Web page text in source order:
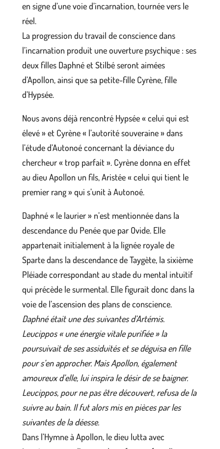
en signe d’une voie d’incarnation, tournée vers le
réel.
La progression du travail de conscience dans
l’incarnation produit une ouverture psychique : ses
deux filles Daphné et Stilbé seront aimées
d’Apollon, ainsi que sa petite-fille Cyrène, fille
d’Hypsée.
Nous avons déjà rencontré Hypsée « celui qui est
élevé » et Cyrène « l’autorité souveraine » dans
l’étude d’Autonoé concernant la déviance du
chercheur « trop parfait ». Cyrène donna en effet
au dieu Apollon un fils, Aristée « celui qui tient le
premier rang » qui s’unit à Autonoé.
Daphné « le laurier » n’est mentionnée dans la
descendance du Penée que par Ovide. Elle
appartenait initialement à la lignée royale de
Sparte dans la descendance de Taygète, la sixième
Pléiade correspondant au stade du mental intuitif
qui précède le surmental. Elle figurait donc dans la
voie de l’ascension des plans de conscience.
Daphné était une des suivantes d’Artémis.
Leucippos « une énergie vitale purifiée » la
poursuivait de ses assiduités et se déguisa en fille
pour s’en approcher. Mais Apollon, également
amoureux d’elle, lui inspira le désir de se baigner.
Leucippos, pour ne pas être découvert, refusa de la
suivre au bain. Il fut alors mis en pièces par les
suivantes de la déesse.
Dans l’Hymne à Apollon, le dieu lutta avec